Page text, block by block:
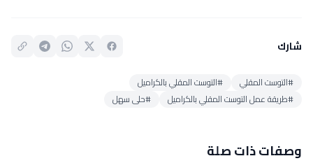
شارك
#التوست المقلي
#التوست المقلي بالكراميل
#طريقة عمل التوست المقلي بالكراميل
#حلى سهل
وصفات ذات صلة